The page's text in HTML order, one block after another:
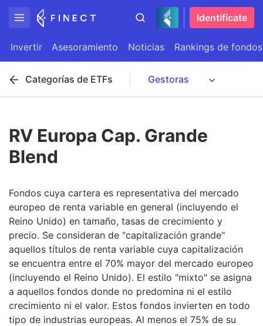
Identifícate
Invertir Asesoramiento Noticias Rankings de fondos
Categorías de ETFs
RV Europa Cap. Grande
Blend
Fondos cuya cartera es representativa del mercado
europeo de renta variable en general (incluyendo el
Reino Unido) en tamaño, tasas de crecimiento y
precio. Se consideran de "capitalización grande"
aquellos títulos de renta variable cuya capitalización
se encuentra entre el 70% mayor del mercado europeo
(incluyendo el Reino Unido). El estilo "mixto" se asigna
a aquellos fondos donde no predomina ni el estilo
crecimiento ni el valor. Estos fondos invierten en todo
tipo de industrias europeas. Al menos el 75% de su